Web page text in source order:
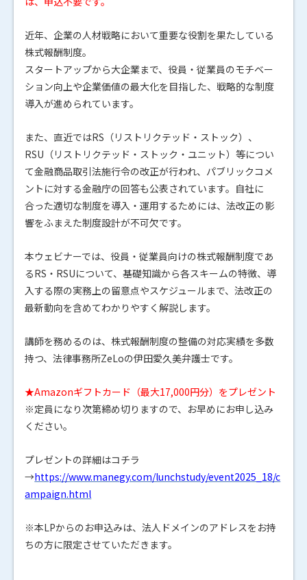
近年、企業の人材戦略において重要な役割を果たしている
株式報酬制度。
スタートアップから大企業まで、役員・従業員のモチベー
ション向上や企業価値の最大化を目指した、戦略的な制度
導入が進められています。
また、直近ではRS（リストリクテッド・ストック）、
RSU（リストリクテッド・ストック・ユニット）等につい
て金融商品取引法施行令の改正が行われ、パブリックコメ
ントに対する金融庁の回答も公表されています。自社に
合った適切な制度を導入・運用するためには、法改正の影
響をふまえた制度設計が不可欠です。
本ウェビナーでは、役員・従業員向けの株式報酬制度であ
るRS・RSUについて、基礎知識から各スキームの特徴、導
入する際の実務上の留意点やスケジュールまで、法改正の
最新動向を含めてわかりやすく解説します。
講師を務めるのは、株式報酬制度の整備の対応実績を多数
持つ、法律事務所ZeLoの伊田愛久美弁護士です。
★Amazonギフトカード（最大17,000円分）をプレゼント
※定員になり次第締め切りますので、お早めにお申し込み
ください。
プレゼントの詳細はコチラ
→https://www.manegy.com/lunchstudy/event2025_18/c
ampaign.html
※本LPからのお申込みは、法人ドメインのアドレスをお持
ちの方に限定させていただきます。